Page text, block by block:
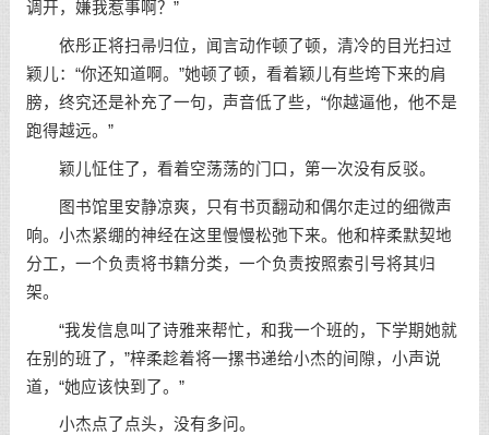
调开，嫌我惹事啊？”
依彤正将扫帚归位，闻言动作顿了顿，清冷的目光扫过
颖儿：“你还知道啊。”她顿了顿，看着颖儿有些垮下来的肩
膀，终究还是补充了一句，声音低了些，“你越逼他，他不是
跑得越远。”
颖儿怔住了，看着空荡荡的门口，第一次没有反驳。
图书馆里安静凉爽，只有书页翻动和偶尔走过的细微声
响。小杰紧绷的神经在这里慢慢松弛下来。他和梓柔默契地
分工，一个负责将书籍分类，一个负责按照索引号将其归
架。
“我发信息叫了诗雅来帮忙，和我一个班的，下学期她就
在别的班了，”梓柔趁着将一摞书递给小杰的间隙，小声说
道，“她应该快到了。”
小杰点了点头，没有多问。